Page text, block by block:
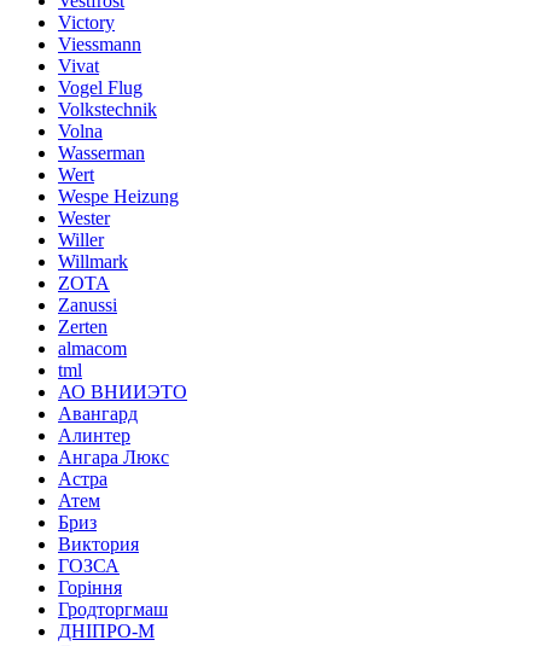
Victory
Viessmann
Vivat
Vogel Flug
Volkstechnik
Volna
Wasserman
Wert
Wespe Heizung
Wester
Willer
Willmark
ZOTA
Zanussi
Zerten
almacom
tml
АО ВНИИЭТО
Авангард
Алинтер
Ангара Люкс
Астра
Атем
Бриз
Виктория
ГОЗСА
Горіння
Гродторгмаш
ДНІПРО-М